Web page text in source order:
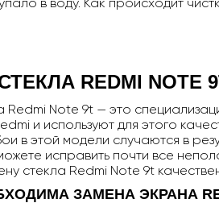
REDMI NOTE 9
Redmi Note 9t — это
и используют для этого
в этой модели случаются в
исправить почти все
стекла Redmi Note 9t
ЗАМЕНА ЭКРАНА